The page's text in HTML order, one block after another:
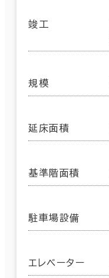
竣工
規模
延床面積
基準階面積
駐車場設備
エレベーター